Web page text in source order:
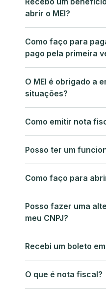
abrir o MEI?
Como faço para
pago pela primeira
O MEI é obrigado a
situações?
Como emitir nota
Posso ter um
Como faço para
Posso fazer uma
meu CNPJ?
Recebi um boleto
O que é nota fiscal?